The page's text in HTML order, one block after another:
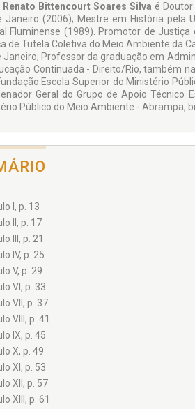
Renato Bittencourt Soares Silva é
Janeiro (2006); Mestre em História pela
Fluminense (1989). Promotor de
de Tutela Coletiva do Meio Ambiente da
Janeiro; Professor da graduação em
Continuada - Direito/Rio, também
Escola Superior do Ministério
Geral do Grupo de Apoio Técnico
Público do Meio Ambiente - Abrampa,
I, p. 13
II, p. 17
III, p. 21
IV, p. 25
V, p. 29
VI, p. 33
VII, p. 37
VIII, p. 41
IX, p. 45
X, p. 49
XI, p. 53
XII, p. 57
XIII, p. 61